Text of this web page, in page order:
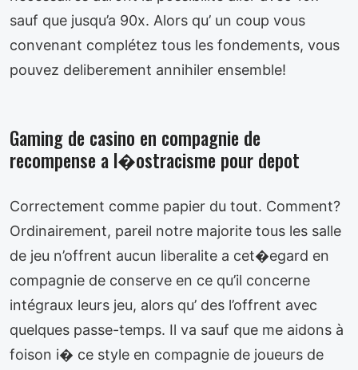
sauf que jusqu’a 90x. Alors qu’ un coup vous
convenant complétez tous les fondements, vous
pouvez deliberement annihiler ensemble!
Gaming de casino en compagnie de
recompense a l�ostracisme pour depot
Correctement comme papier du tout. Comment?
Ordinairement, pareil notre majorite tous les salle
de jeu n’offrent aucun liberalite a cet�egard en
compagnie de conserve en ce qu’il concerne
intégraux leurs jeu, alors qu’ des l’offrent avec
quelques passe-temps. Il va sauf que me aidons à
foison i� ce style en compagnie de joueurs de